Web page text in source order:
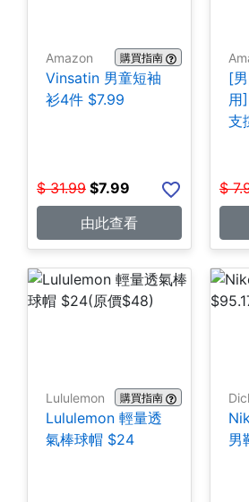
Amazon 購買指南
Vinsatin 男童短袖
衫4件 $7.99
$ 31.99 $7.99
由此查看
[
用
支
$
Lululemon 購買指南
Lululemon 輕量透
氣棒球帽 $24
男